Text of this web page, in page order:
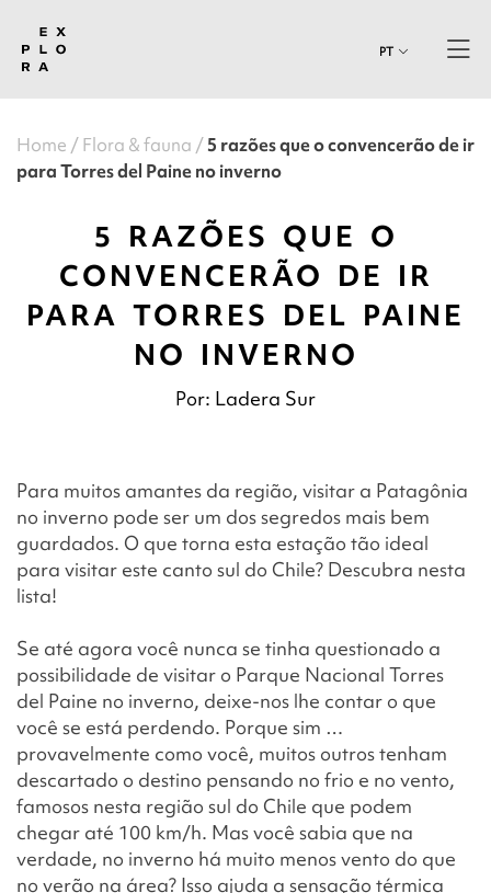
PT
Home Flora & fauna
5 razões que o convencerão de ir
para Torres del Paine no inverno
5 RAZÕES QUE O
CONVENCERÃO DE IR
PARA TORRES DEL PAINE
NO INVERNO
Por: Ladera Sur
Para muitos amantes da região, visitar a Patagônia
no inverno pode ser um dos segredos mais bem
guardados. O que torna esta estação tão ideal
para visitar este canto sul do Chile? Descubra nesta
lista!
Se até agora você nunca se tinha questionado a
possibilidade de visitar o Parque Nacional Torres
del Paine no inverno, deixe-nos lhe contar o que
você se está perdendo. Porque sim …
provavelmente como você, muitos outros tenham
descartado o destino pensando no frio e no vento,
famosos nesta região sul do Chile que podem
chegar até 100 km/h. Mas você sabia que na
verdade, no inverno há muito menos vento do que
no verão na área? Isso ajuda a sensação térmica